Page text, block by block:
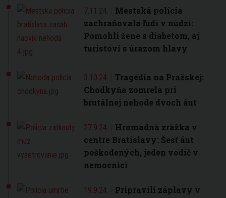
7.11.24.
Mestská polícia
zachraňovala ľudí v núdzi:
Pomohli žene s diabetom, aj
turistovi s úrazom hlavy
3.10.24.
Tragédia na Pražskej:
Chodkyňa zomrela pri
brutálnej nehode dvoch áut
27.9.24.
Hromadná zrážka v
centre Bratislavy: Šesť áut
poškodených, jeden vodič v
nemocnici
19.9.24.
Pripravili záplavy v